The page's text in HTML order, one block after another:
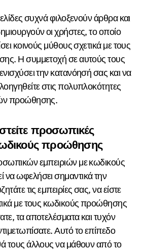
συχνά φιλοξενούν άρθρα και
οι χρήστες, το οποίο
κοινούς μύθους σχετικά με τους
Η συμμετοχή σε αυτούς τους
την κατανόησή σας και να
στις πολυπλοκότητες
προώθησης.
προσωπικές
προώθησης
εμπειριών με κωδικούς
ωφελήσει σημαντικά την
τις εμπειρίες σας, να είστε
με τους κωδικούς προώθησης
τα αποτελέσματα και τυχόν
Αυτό το επίπεδο
τους άλλους να μάθουν από το